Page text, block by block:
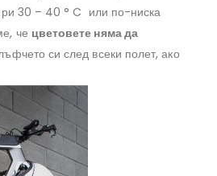
30 – 40 ° C или по-ниска
че цветовете няма да
си след всеки полет, ако